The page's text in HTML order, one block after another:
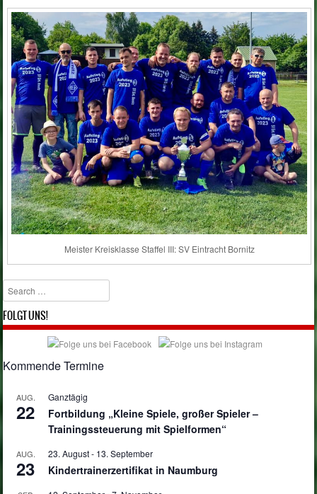
Meister Kreisklasse Staffel III: SV Eintracht Bornitz
Search
FOLGT UNS!
Kommende Termine
AUG.
22
Ganztägig
Fortbildung „Kleine Spiele, großer Spieler –
Trainingssteuerung mit Spielformen“
AUG.
23
23. August- 13. September
Kindertrainerzertifikat in Naumburg